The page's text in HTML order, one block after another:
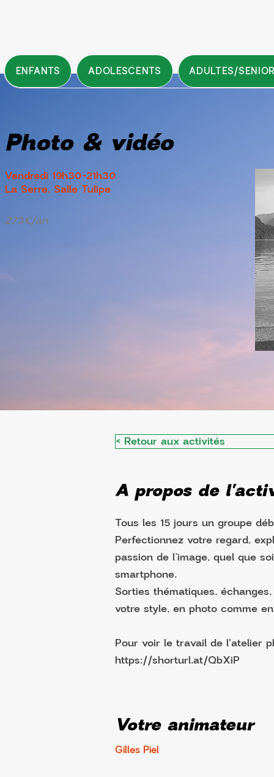
ENFANTS ADOLESCENTS ADULTES/
Photo & vidéo
Vendredi 19h30-21h30
La Serre, Salle Tulipe
273€/an
< Retour aux activités
A propos de
Tous les 15 jours un groupe
Perfectionnez votre regard,
passion de l’image, quel que
smartphone.
Sorties thématiques,
votre style, en photo comme
Pour voir le travail de l'atelier
https://shorturl.at/QbXiP
Votre animateur
Gilles Piel